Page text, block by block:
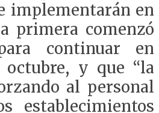
implementarán en
primera comenzó
continuar en
y que “la
al personal
establecimientos